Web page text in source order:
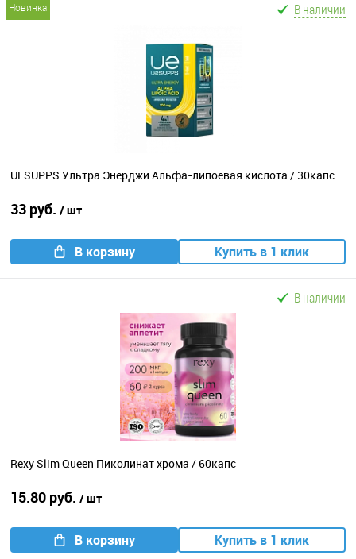
новинка В наличии
UESUPPS Ультра Энерджи Альфа-липоевая кислота / 30капс
33 руб. / шт
В корзину Купить в 1 клик
В наличии
Rexy Slim Queen Пиколинат хрома / 60капс
15.80 руб. / шт
В корзину Купить в 1 клик